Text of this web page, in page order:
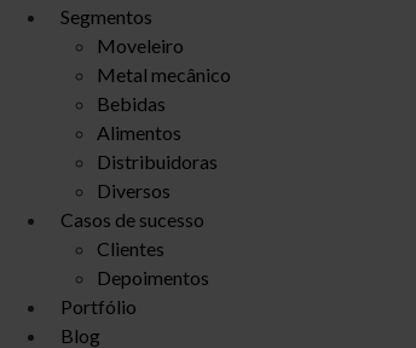
Segmentos
Moveleiro
Metal mecânico
Bebidas
Alimentos
Distribuidoras
Diversos
Casos de sucesso
Clientes
Depoimentos
Portfólio
Blog